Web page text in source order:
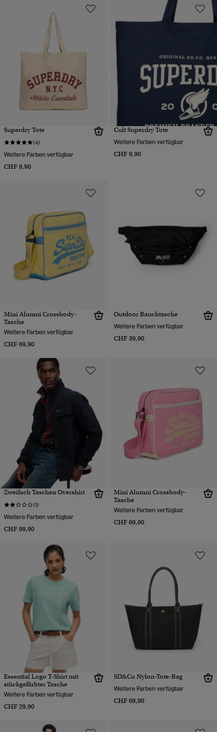
Superdry Tote
(4)
Weitere Farben verfügbar
CHF 9,90
Cult Superdry Tote
Weitere Farben verfügbar
CHF 9,90
Mini Alumni Crossbody-
Tasche
Weitere Farben verfügbar
CHF 69,90
Outdoor Bauchtasche
Weitere Farben verfügbar
CHF 39,90
Zweifach Taschen Overshirt
(1)
Weitere Farben verfügbar
CHF 99,90
Mini Alumni Crossbody-
Tasche
Weitere Farben verfügbar
CHF 69,90
Essential Logo T-Shirt mit
stückgefärbter Tasche
Weitere Farben verfügbar
CHF 29,90
SD&Co Nylon-Tote-Bag
Weitere Farben verfügbar
CHF 69,90